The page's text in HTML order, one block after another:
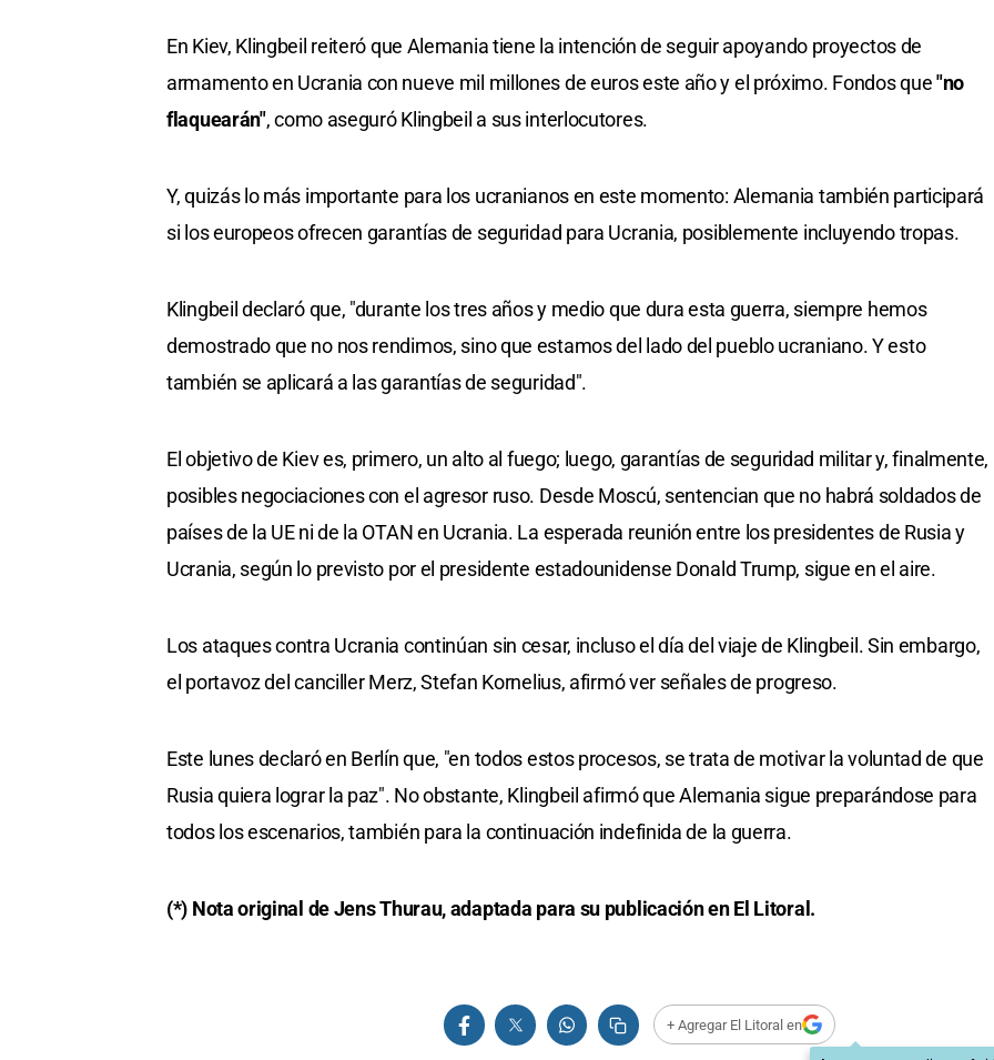
En Kiev, Klingbeil reiteró que Alemania tiene la intención de seguir apoyando proyectos de
armamento en Ucrania con nueve mil millones de euros este año y el próximo. Fondos que"no
flaquearán", como aseguró Klingbeil a sus interlocutores.
Y, quizás lo más importante para los ucranianos en este momento: Alemania también participará
si los europeos ofrecen garantías de seguridad para Ucrania, posiblemente incluyendo tropas.
Klingbeil declaró que, "durante los tres años y medio que dura esta guerra, siempre hemos
demostrado que no nos rendimos, sino que estamos del lado del pueblo ucraniano. Y esto
también se aplicará a las garantías de seguridad".
El objetivo de Kiev es, primero, un alto al fuego; luego, garantías de seguridad militar y, finalmente,
posibles negociaciones con el agresor ruso. Desde Moscú, sentencian que no habrá soldados de
países de la UE ni de la OTAN en Ucrania. La esperada reunión entre los presidentes de Rusia y
Ucrania, según lo previsto por el presidente estadounidense Donald Trump, sigue en el aire.
Los ataques contra Ucrania continúan sin cesar, incluso el día del viaje de Klingbeil. Sin embargo,
el portavoz del canciller Merz, Stefan Kornelius, afirmó ver señales de progreso.
Este lunes declaró en Berlín que, "en todos estos procesos, se trata de motivar la voluntad de que
Rusia quiera lograr la paz". No obstante, Klingbeil afirmó que Alemania sigue preparándose para
todos los escenarios, también para la continuación indefinida de la guerra.
(*) Nota original de Jens Thurau, adaptada para su publicación en El Litoral.
+ Agregar El Litoral en